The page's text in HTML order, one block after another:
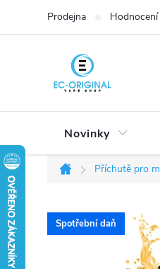
Prodejna
Novinky
Domů
Příchutě pro
Spotřební daň